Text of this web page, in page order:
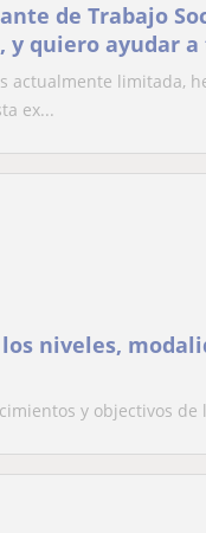
de Trabajo
y quiero ayudar a
están en
sus tareas y
✔️
actualmente limitada,
ex...
niveles,
y objectivos